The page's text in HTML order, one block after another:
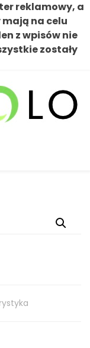
reklamowy, a
na celu
z wpisów nie
zostały